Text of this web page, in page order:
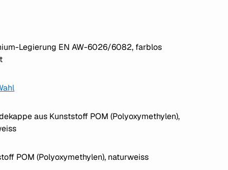
Legierung EN AW-6026/6082, farblos
aus Kunststoff POM (Polyoxymethylen),
POM (Polyoxymethylen), naturweiss